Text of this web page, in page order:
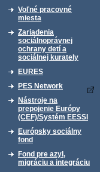
Voľné pracovné
miesta
Zariadenia
sociálnoprávnej
ochrany detí a
sociálnej kurately
EURES
PES Network
Nástroje na
prepojenie Európy
(CEF)/Systém EESSI
Európsky sociálny
fond
Fond pre azyl,
migráciu a integráciu